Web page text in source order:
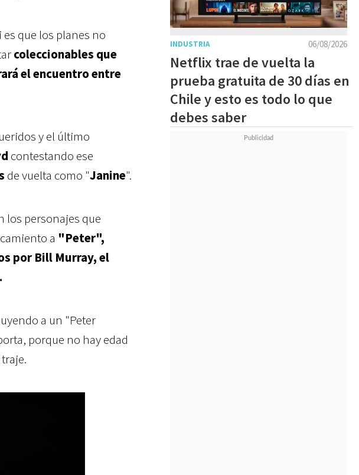
es que los planes no
coleccionables que
el encuentro entre
y el último
contestando ese
de vuelta como "Janine".
los personajes que
a "Peter",
por Bill Murray, el
a un "Peter
porque no hay edad
06/08/2026
INDUSTRIA
Netflix trae de vuelta la
prueba gratuita de 30 días en
Chile y esto es todo lo que
debes saber